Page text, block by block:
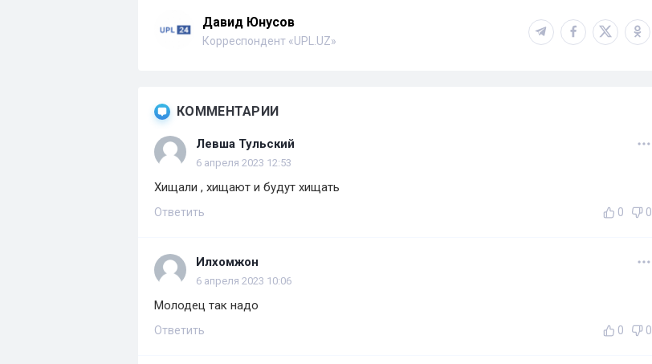
Давид Юнусов
Корреспондент «UPL.UZ»
КОММЕНТАРИИ
Левша Тульский
6 апреля 2023 12:53
Хищали , хищают и будут хищать
Ответить 0 0
Илхомжон
6 апреля 2023 10:06
Молодец так надо
Ответить 0 0